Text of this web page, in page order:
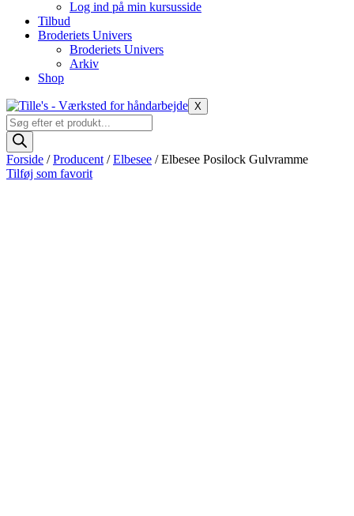
Log ind på min kursusside
Tilbud
Broderiets Univers
Broderiets Univers
Arkiv
Shop
X
Products
search
Forside /Producent /Elbesee / Elbesee Posilock Gulvramme
Tilføj som favorit